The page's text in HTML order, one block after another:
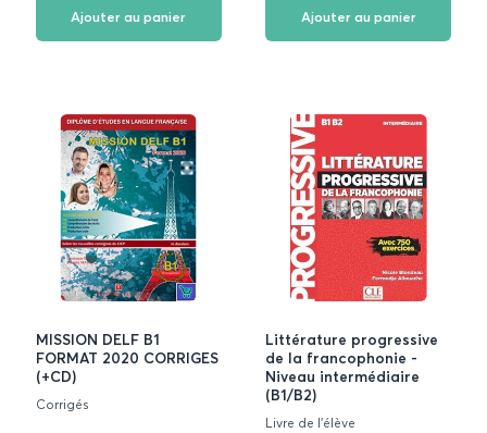
Ajouter au panier Ajouter au panier
MISSION DELF B1
FORMAT 2020 CORRIGES
(+CD)
Corrigés
Littérature progressive
de la francophonie -
Niveau intermédiaire
(B1/B2)
Livre de l'élève